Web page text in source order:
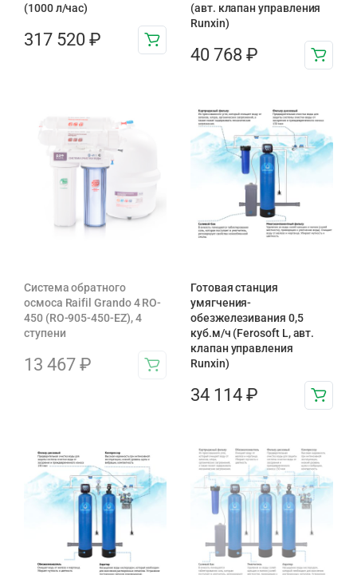
(1000 л/час)
317 520 ₽
(авт. клапан управления
Runxin)
40 768 ₽
Система обратного
осмоса Raifil Grando 4 RO-
450 (RO-905-450-EZ), 4
ступени
13 467 ₽
Готовая станция
умягчения-
обезжелезивания 0,5
куб.м/ч (Ferosoft L, авт.
клапан управления
Runxin)
34 114 ₽